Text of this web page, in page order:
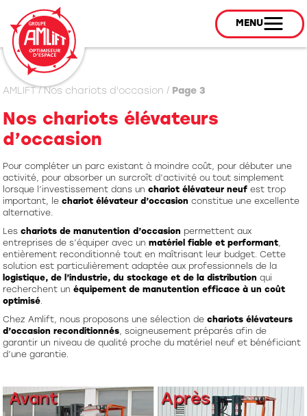
MENU
AMLIFT/Nos chariots d'occasion / Page 3
Nos chariots élévateurs
d’occasion
Pour compléter un parc existant à moindre coût, pour débuter une
activité, pour absorber un surcroît d’activité ou tout simplement
lorsque l’investissement dans unchariot élévateur neuf est trop
important, lechariot élévateur d’occasion constitue une excellente
alternative.
Leschariots de manutention d’occasion permettent aux
entreprises de s’équiper avec unmatériel fiable et performant,
entièrement reconditionné tout en maîtrisant leur budget. Cette
solution est particulièrement adaptée aux professionnels de la
logistique, de l’industrie, du stockage et de la distribution qui
recherchent unéquipement de manutention efficace à un coût
optimisé.
Chez Amlift, nous proposons une sélection dechariots élévateurs
d’occasion reconditionnés, soigneusement préparés afin de
garantir un niveau de qualité proche du matériel neuf et bénéficiant
d’une garantie.